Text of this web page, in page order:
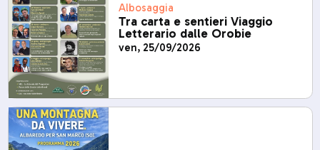
Albosaggia
Tra carta e sentieri Viaggio
Letterario dalle Orobie
ven, 25/09/2026